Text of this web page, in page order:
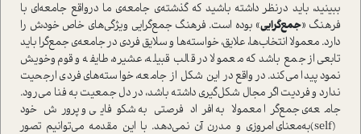
ببینید، باید در‌نظر داشته باشید که گذشته‌ی جامعه‌ی ما در‌واقع جامعه‌ای با
فرهنگ «جمع‌گرایی» بوده ا‌ست. فرهنگ جمع‌گرایی ویژگی‌های خاص خودش را
دارد. معمولا انتخاب‌ها، علایق، خوا‌سته‌ها و سلایق فردی در جامعه‌ی جمع‌گرا باید
تابعی از جمع باشد که معمولا در قالب قبیله، عشیره، طایفه و قوم‌و‌خویش
نمود پیدا می‌کند. در‌واقع در این شکل از جامعه، خوا‌سته‌های فردی ارجحیت
ندارد و فردیت اگر مجال شکل‌گیری داشته باشد، در دل جمعیت به فنا می‌رود.
جامعه‌ی جمع‌گرا معمولا به افراد فرصتی به شکوفایی و پرورش خود
(self)به‌معنای امروزی و مدرن آن نمی‌دهد. با این مقدمه می‌توانیم تصور